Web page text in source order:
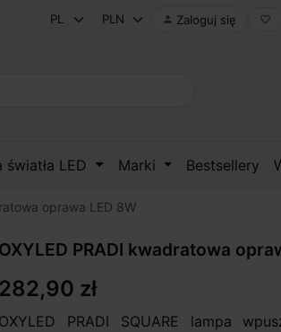
 Zaloguj się favorite_border
światła LED Marki Bestsellery
oprawa LED 8W
OXYLED PRADI kwadratowa
282,90 zł
OXYLED PRADI SQUARE lampa